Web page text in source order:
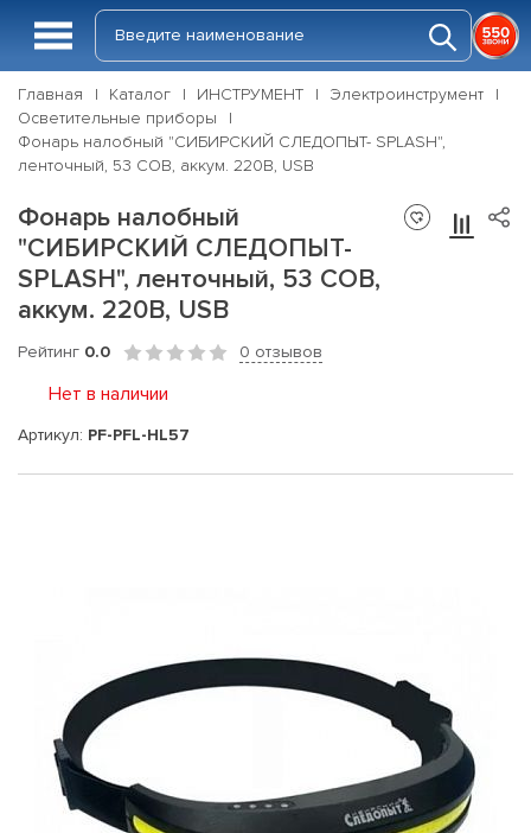
Главная Каталог ИНСТРУМЕНТ
Электроинструмент
Осветительные приборы
Фонарь налобный "СИБИРСКИЙ СЛЕДОПЫТ- SPLASH",
ленточный, 53 СОВ, аккум. 220В, USB
Фонарь налобный
"СИБИРСКИЙ СЛЕДОПЫТ-
SPLASH", ленточный, 53 СОВ,
аккум. 220В, USB
Рейтинг 0.0 0 отзывов
Нет в наличии
Артикул: PF-PFL-HL57